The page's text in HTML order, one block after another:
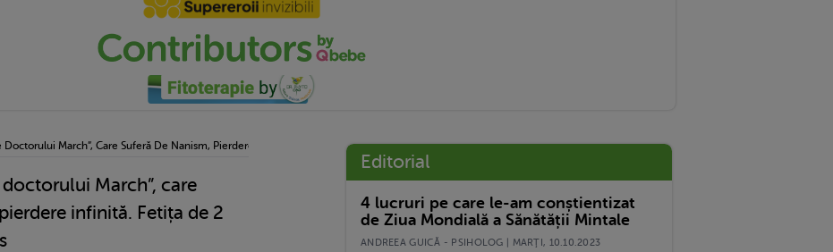
Doctorului March”, Care Suferă De Nanism, Pierdere Infinită. Fetița De 2 Săptămâni S-A Stins
March”, care
infinită. Fetița de 2
Editorial
4 lucruri pe care le-am conștientizat
de Ziua Mondială a Sănătății Mintale
ANDREEA GUICĂ - PSIHOLOG | MARŢI, 10.10.2023